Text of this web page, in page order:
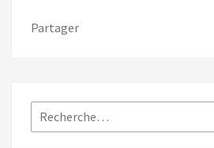
Partager
Rechercher :